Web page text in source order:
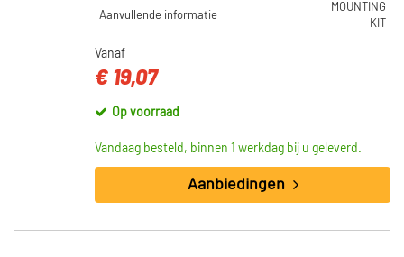
Aanvullende informatie
MOUNTING
KIT
Vanaf
€ 19,07
Op voorraad
Vandaag besteld, binnen 1 werkdag bij u geleverd.
Aanbiedingen